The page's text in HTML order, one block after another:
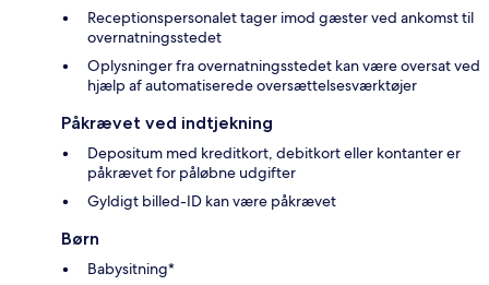
Receptionspersonalet tager imod gæster ved ankomst til
overnatningsstedet
Oplysninger fra overnatningsstedet kan være oversat ved
hjælp af automatiserede oversættelsesværktøjer
Påkrævet ved indtjekning
Depositum med kreditkort, debitkort eller kontanter er
påkrævet for påløbne udgifter
Gyldigt billed-ID kan være påkrævet
Børn
Babysitning*